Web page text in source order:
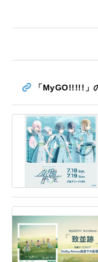
「MyGO!!!!!」